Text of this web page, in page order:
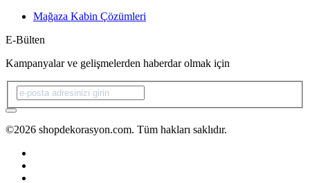
Mağaza Kabin Çözümleri
E-Bülten
Kampanyalar ve gelişmelerden haberdar olmak için
©2026 shopdekorasyon.com. Tüm hakları saklıdır.